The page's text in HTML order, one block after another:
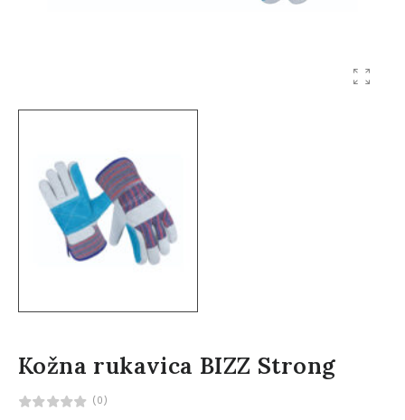
Kožna rukavica BIZZ Strong
(0)